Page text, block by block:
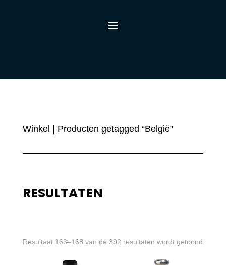
Winkel | Producten getagged “België”
RESULTATEN
Resultaat 163–168 van de 392 resultaten wordt getoond